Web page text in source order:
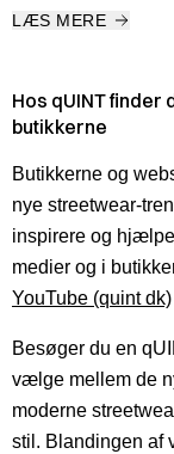
LÆS MERE
Hos qUINT finder
butikkerne
Butikkerne og
nye streetwear-
inspirere og
medier og i
YouTube (quint dk)
Besøger du en
vælge mellem de
moderne
stil. Blandingen af